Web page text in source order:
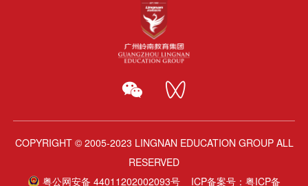
COPYRIGHT © 2005-2023 LINGNAN EDUCATION GROUP ALL
RESERVED
粤公网安备 44011202002093号 ICP备案号： 粤ICP备